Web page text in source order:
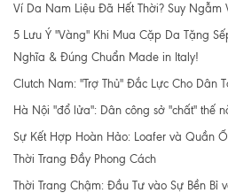
Ví Da Nam Liệu Đã Hết Thời? Suy Ngẫm
5 Lưu Ý "Vàng" Khi Mua Cặp Da Tặng
Nghĩa & Đúng Chuẩn Made in Italy!
Clutch Nam: "Trợ Thủ" Đắc Lực Cho Dân
Hà Nội "đổ lửa": Dân công sở "chất" thế
Sự Kết Hợp Hoàn Hảo: Loafer và Quần
Thời Trang Đầy Phong Cách
Thời Trang Chậm: Đầu Tư vào Sự Bền Bỉ